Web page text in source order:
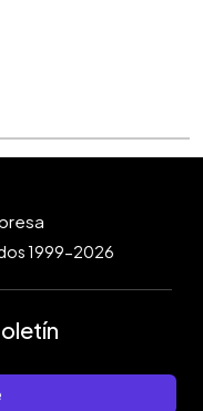
1999-2026